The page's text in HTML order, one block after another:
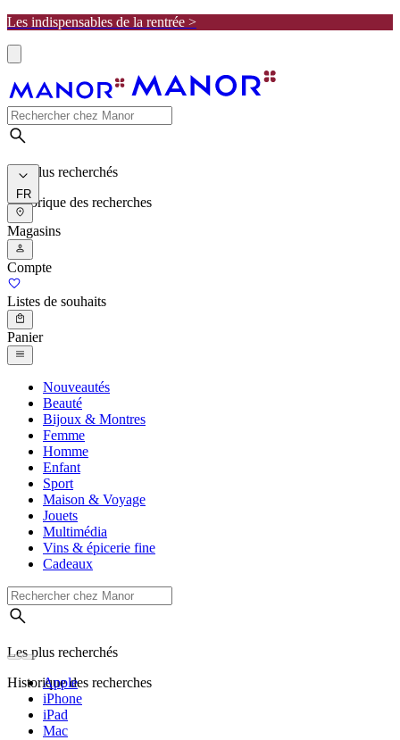
Les indispensables de la rentrée >
Les plus recherchés
Historique des recherches
FR
Magasins
Compte
Listes de souhaits
Panier
Nouveautés
Beauté
Bijoux & Montres
Femme
Homme
Enfant
Sport
Maison & Voyage
Jouets
Multimédia
Vins & épicerie fine
Cadeaux
Les plus recherchés
Historique des recherches
Apple
iPhone
iPad
Mac